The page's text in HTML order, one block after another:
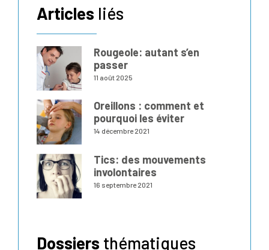
Articles liés
Rougeole: autant s’en
passer
11 août 2025
Oreillons : comment et
pourquoi les éviter
14 décembre 2021
Tics: des mouvements
involontaires
16 septembre 2021
Dossiers thématiques